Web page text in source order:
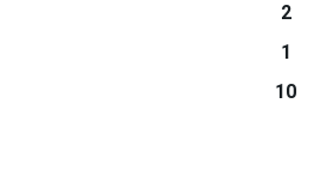
2
1
10